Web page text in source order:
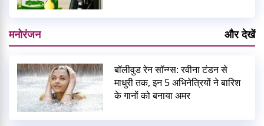
मनोरंजन और देखें
बॉलीवुड रेन सॉन्ग्स: रवीना टंडन से
माधुरी तक, इन 5 अभिनेत्रियों ने बारिश
के गानों को बनाया अमर